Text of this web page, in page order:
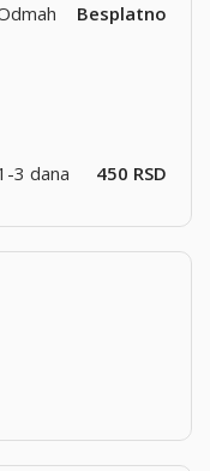
Besplatno
3 dana 450 RSD